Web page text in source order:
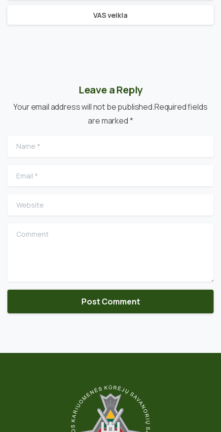
VAS veikla
Leave a Reply
Your email address will not be published.Required fields
are marked *
Name
Email
Website
Comment